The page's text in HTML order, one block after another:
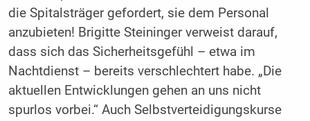
die Spitalsträger gefordert, sie dem Personal
anzubieten! Brigitte Steininger verweist darauf,
dass sich das Sicherheitsgefühl – etwa im
Nachtdienst – bereits verschlechtert habe. „Die
aktuellen Entwicklungen gehen an uns nicht
spurlos vorbei.“ Auch Selbstverteidigungskurse